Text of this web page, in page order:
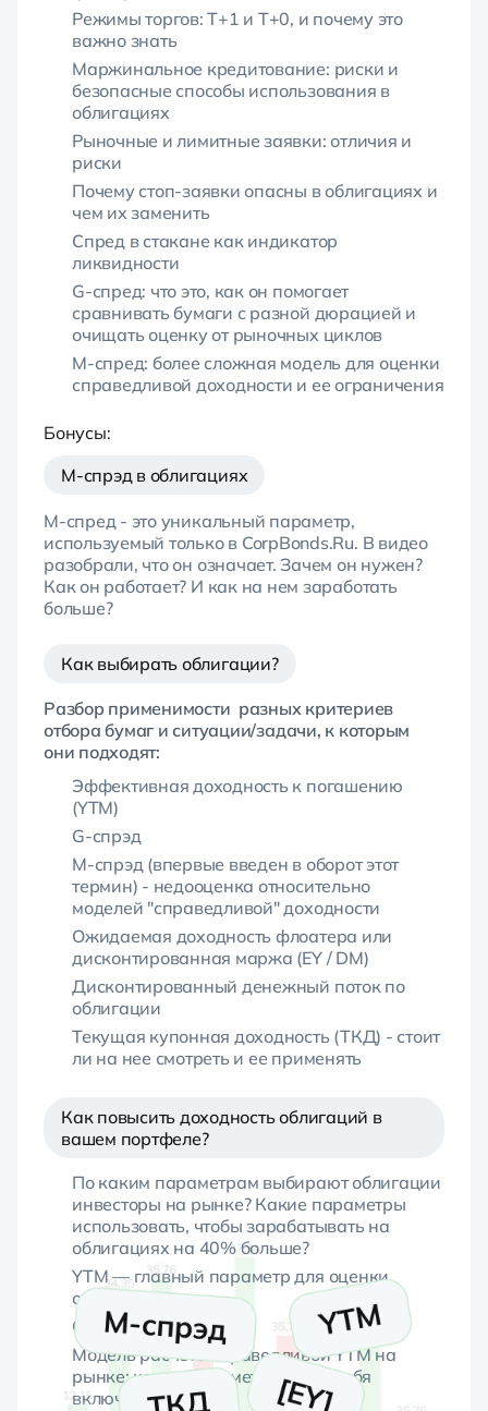
Режимы торгов: T+1 и T+0, и почему это
важно знать
Маржинальное кредитование: риски и
безопасные способы использования в
облигациях
Рыночные и лимитные заявки: отличия и
риски
Почему стоп-заявки опасны в облигациях и
чем их заменить
Спред в стакане как индикатор
ликвидности
G-спред: что это, как он помогает
сравнивать бумаги с разной дюрацией и
очищать оценку от рыночных циклов
M-спред: более сложная модель для оценки
справедливой доходности и ее ограничения
Бонусы:
M-спрэд в облигациях
М-спред - это уникальный параметр,
используемый только в CorpBonds.Ru. В видео
разобрали, что он означает. Зачем он нужен?
Как он работает? И как на нем заработать
больше?
Как выбирать облигации?
Разбор применимости разных критериев
отбора бумаг и ситуации/задачи, к которым
они подходят:
Эффективная доходность к погашению
(YTM)
G-спрэд
M-спрэд (впервые введен в оборот этот
термин) - недооценка относительно
моделей "справедливой" доходности
Ожидаемая доходность флоатера или
дисконтированная маржа (EY / DM)
Дисконтированный денежный поток по
облигации
Текущая купонная доходность (ТКД) - стоит
ли на нее смотреть и ее применять
Как повысить доходность облигаций в
вашем портфеле?
По каким параметрам выбирают облигации
инвесторы на рынке? Какие параметры
использовать, чтобы зарабатывать на
облигациях на 40% больше?
YTM — главный параметр для оценки
облигации
От чего зависит YTM
Модель расчета справедливой YTM на
рынке: какие параметры она в себя
включает